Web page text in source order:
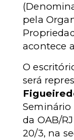
pela
acontece
O
será
da OAB/
20/3, na